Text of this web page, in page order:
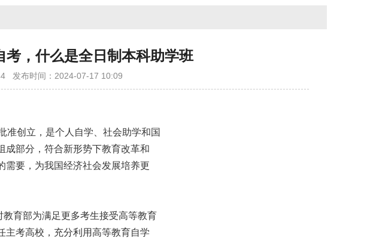
考，什么是全日制本科助学班
发布时间：2024-07-17 10:09
准创立，是个人自学、社会助学和国
成部分，符合新形势下教育改革和
需要，为我国经济社会发展培养更
育部为满足更多考生接受高等教育
主考高校，充分利用高等教育自学